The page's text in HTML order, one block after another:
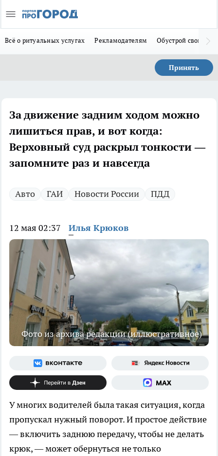
Всё о ритуальных услугах Рекламодателям Обустрой свой дом
Принять
За движение задним ходом можно
лишиться прав, и вот когда:
Верховный суд раскрыл тонкости —
запомните раз и навсегда
Авто ГАИ Новости России ПДД
12 мая 02:37 Илья Крюков
Фото из архива редакции (иллюстративное)
У многих водителей была такая ситуация, когда
пропускал нужный поворот. И простое действие
— включить заднюю передачу, чтобы не делать
крюк, — может обернуться не только